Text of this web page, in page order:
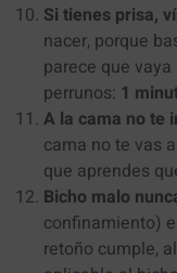
Si tienes prisa,
nacer, porque
parece que
perrunos: 1
A la cama no te
cama no te vas
que aprendes
Bicho malo
confinamiento)
retoño cumple,